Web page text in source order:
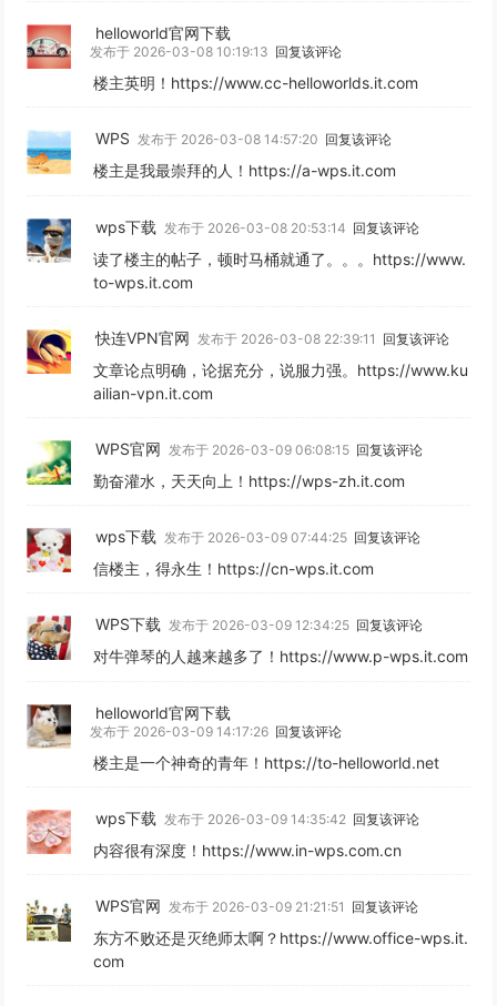
helloworld官网下载
发布于 2026-03-08 10:19:13 回复该评论
楼主英明！https://www.cc-helloworlds.it.com
WPS 发布于 2026-03-08 14:57:20 回复该评论
楼主是我最崇拜的人！https://a-wps.it.com
wps下载 发布于 2026-03-08 20:53:14 回复该评论
读了楼主的帖子，顿时马桶就通了。。。https://www.
to-wps.it.com
快连VPN官网 发布于 2026-03-08 22:39:11 回复该评论
文章论点明确，论据充分，说服力强。https://www.ku
ailian-vpn.it.com
WPS官网 发布于 2026-03-09 06:08:15 回复该评论
勤奋灌水，天天向上！https://wps-zh.it.com
wps下载 发布于 2026-03-09 07:44:25 回复该评论
信楼主，得永生！https://cn-wps.it.com
WPS下载 发布于 2026-03-09 12:34:25 回复该评论
对牛弹琴的人越来越多了！https://www.p-wps.it.com
helloworld官网下载
发布于 2026-03-09 14:17:26 回复该评论
楼主是一个神奇的青年！https://to-helloworld.net
wps下载 发布于 2026-03-09 14:35:42 回复该评论
内容很有深度！https://www.in-wps.com.cn
WPS官网 发布于 2026-03-09 21:21:51 回复该评论
东方不败还是灭绝师太啊？https://www.office-wps.it.
com